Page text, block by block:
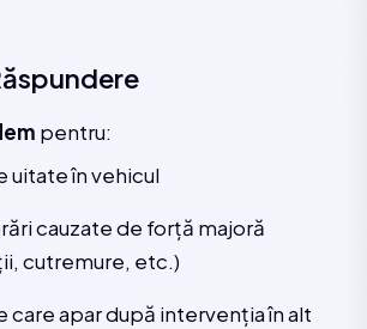
pentru:
uitate în vehicul
cauzate de forță majoră
cutremure, etc.)
care apar după intervenția în alt